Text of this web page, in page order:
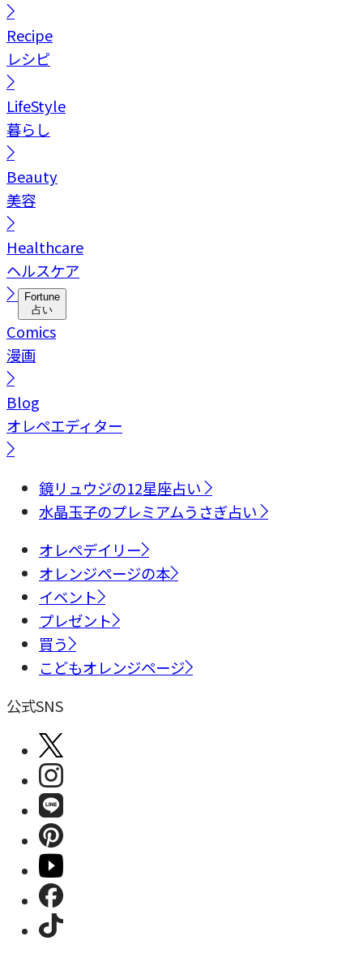
Recipe
レシピ
LifeStyle
暮らし
Beauty
美容
Healthcare
ヘルスケア
Fortune
占い
Comics
漫画
Blog
オレペエディター
鏡リュウジの12星座占い
水晶玉子のプレミアムうさぎ占い
オレペデイリー
オレンジページの本
イベント
プレゼント
買う
こどもオレンジページ
公式SNS